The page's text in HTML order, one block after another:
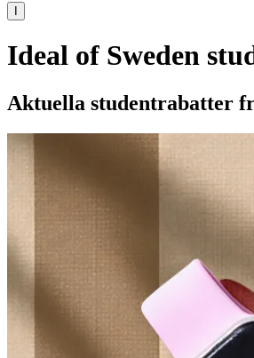
Ideal of Sweden
Aktuella studentrabatter